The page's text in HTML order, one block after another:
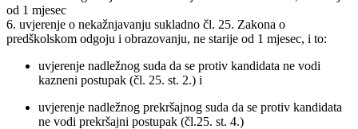
od 1 mjesec
6. uvjerenje o nekažnjavanju sukladno čl. 25. Zakona o
predškolskom odgoju i obrazovanju, ne starije od 1 mjesec, i to:
uvjerenje nadležnog suda da se protiv kandidata ne vodi
kazneni postupak (čl. 25. st. 2.) i
uvjerenje nadležnog prekršajnog suda da se protiv kandidata
ne vodi prekršajni postupak (čl.25. st. 4.)